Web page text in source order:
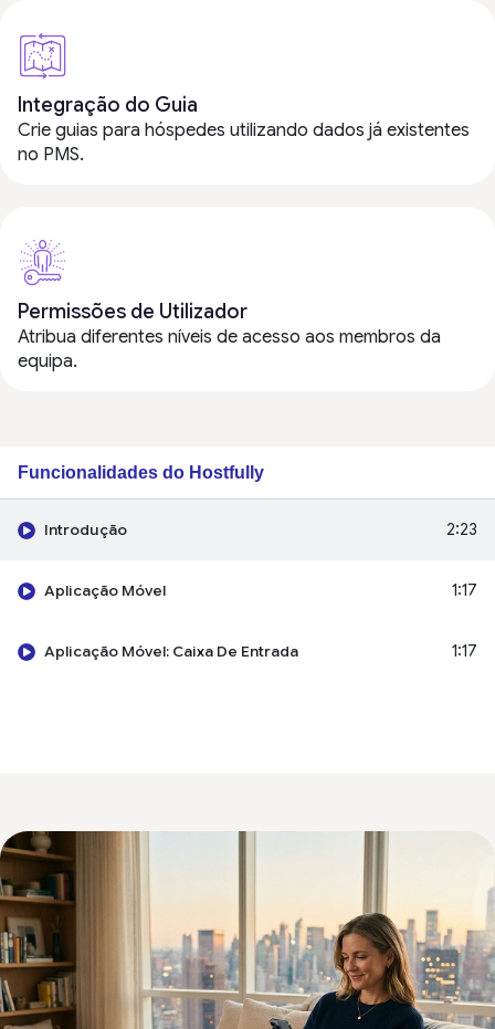
Integração do Guia
Crie guias para hóspedes utilizando dados já existentes
no PMS.
Permissões de Utilizador
Atribua diferentes níveis de acesso aos membros da
equipa.
Funcionalidades do Hostfully
Introdução 2:23
Aplicação Móvel 1:17
Aplicação Móvel: Caixa De Entrada 1:17
Central Calendar
Unified Inbox
Análise 1:37
Direct Booking Site 1:39